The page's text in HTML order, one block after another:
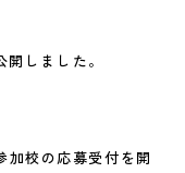
しました。
加校の応募受付を開